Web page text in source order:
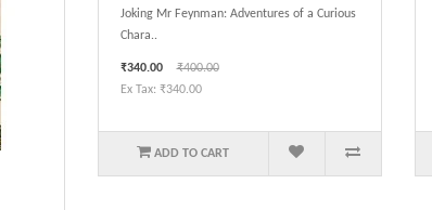
Joking Mr Feynman: Adventures of a Curious
Chara..
₹340.00
₹400.00
Ex Tax: ₹340.00
ADD TO CART